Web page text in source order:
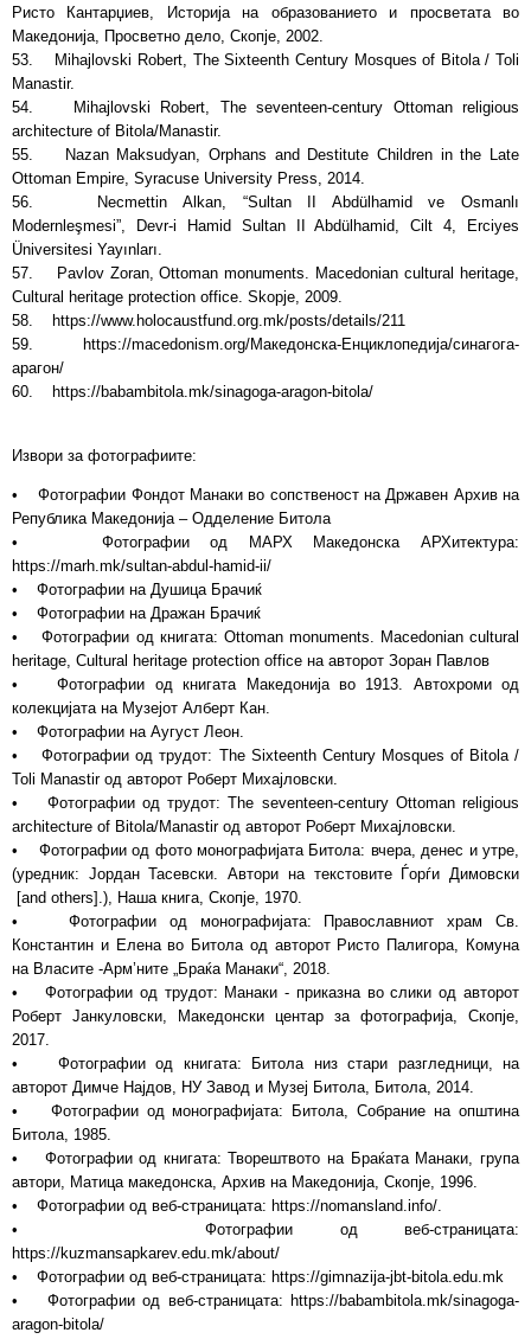
Ристо Кантарџиев, Историја на образованието и просветата во
Македонија, Просветно дело, Скопје, 2002.
53. Mihajlovski Robert, The Sixteenth Century Mosques of Bitola / Toli
Manastir.
54. Mihajlovski Robert, The seventeen-century Ottoman religious
architecture of Bitola/Manastir.
55. Nazan Maksudyan, Orphans and Destitute Children in the Late
Ottoman Empire, Syracuse University Press, 2014.
56. Necmettin Alkan, “Sultan II Abdülhamid ve Osmanlı
Modernleşmesi”, Devr-i Hamid Sultan II Abdülhamid, Cilt 4, Erciyes
Üniversitesi Yayınları.
57. Pavlov Zoran, Ottoman monuments. Macedonian cultural heritage,
Cultural heritage protection office. Skopje, 2009.
58. https://www.holocaustfund.org.mk/posts/details/211
59. https://macedonism.org/Македонска-Енциклопедија/синагога-
арагон/
60. https://babambitola.mk/sinagoga-aragon-bitola/
Извори за фотографиите:
• Фотографии Фондот Манаки во сопственост на Државен Архив на
Република Македонија – Одделение Битола
• Фотографии од МАРХ Македонска АРХитектура:
https://marh.mk/sultan-abdul-hamid-ii/
• Фотографии на Душица Брачиќ
• Фотографии на Дражан Брачиќ
• Фотографии од книгата: Ottoman monuments. Macedonian cultural
heritage, Cultural heritage protection office на авторот Зоран Павлов
• Фотографии од книгата Македонија во 1913. Автохроми од
колекцијата на Музејот Алберт Кан.
• Фотографии на Аугуст Леон.
• Фотографии од трудот: The Sixteenth Century Mosques of Bitola /
Toli Manastir од авторот Роберт Михајловски.
• Фотографии од трудот: The seventeen-century Ottoman religious
architecture of Bitola/Manastir од авторот Роберт Михајловски.
• Фотографии од фото монографијата Битола: вчера, денес и утре,
(уредник: Јордан Тасевски. Автори на текстовите Ѓорѓи Димовски
[and others].), Наша книга, Скопје, 1970.
• Фотографии од монографијата: Православниот храм Св.
Константин и Елена во Битола од авторот Ристо Палигора, Комуна
на Власите -Арм’ните „Браќа Манаки“, 2018.
• Фотографии од трудот: Манаки - приказна во слики од авторот
Роберт Јанкуловски, Македонски центар за фотографија, Скопје,
2017.
• Фотографии од книгата: Битола низ стари разгледници, на
авторот Димче Најдов, НУ Завод и Музеј Битола, Битола, 2014.
• Фотографии од монографијата: Битола, Собрание на општина
Битола, 1985.
• Фотографии од книгата: Творештвото на Браќата Манаки, група
автори, Матица македонска, Архив на Македонија, Скопје, 1996.
• Фотографии од веб-страницата: https://nomansland.info/.
• Фотографии од веб-страницата:
https://kuzmansapkarev.edu.mk/about/
• Фотографии од веб-страницата: https://gimnazija-jbt-bitola.edu.mk
• Фотографии од веб-страницата: https://babambitola.mk/sinagoga-
aragon-bitola/